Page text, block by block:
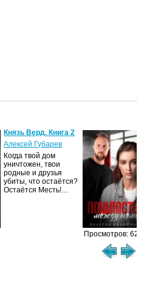
Князь Верд. Книга 2
Алексей Губарев
Когда твой дом
уничтожен, твои
родные и друзья
убиты, что остаётся?
Остаётся Месть!…
Просмотров: 623